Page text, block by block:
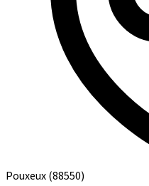
Pouxeux(88550)